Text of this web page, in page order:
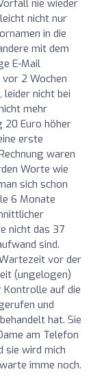
nie wieder
nicht nur
in die
mit dem
E-Mail
2 Wochen
leider nicht bei
mehr
20 Euro höher
erste
waren
Worte wie
sich schon
6 Monate
nicht das 37
sind.
vor der
(ungelogen)
Kontrolle auf die
und
hat. Sie
am Telefon
sie wird mich
imme noch.